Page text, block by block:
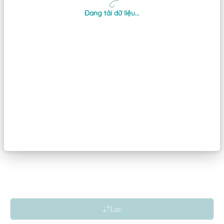
Đang tải dữ liệu...
Lọc